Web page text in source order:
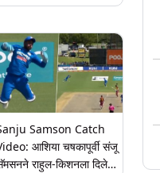
कारनामा, गिल-जैस्वालने
Samson Catch
आशिया चषकापूर्वी संजू
राहुल-किशनला दिले